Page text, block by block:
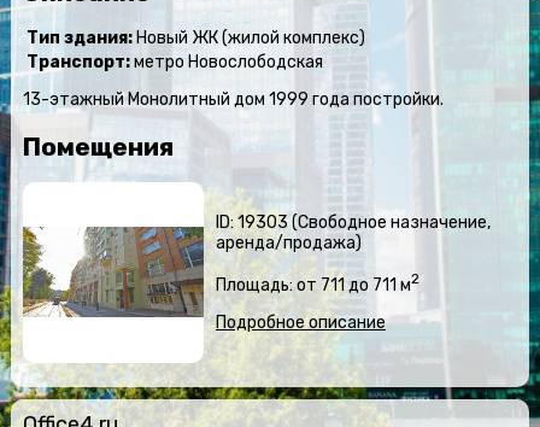
Тип здания:Новый ЖК (жилой комплекс)
Транспорт:метро Новослободская
13-этажный Монолитный дом 1999 года постройки.
Помещения
ID: 19303 (Свободное назначение,
аренда/продажа)
Площадь: от 711 до 711 м2
Подробное описание